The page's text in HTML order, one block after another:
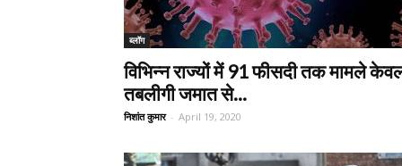
ब्लॉग
विभिन्न राज्यों में 91 फीसदी तक मामले
तबलीगी जमात से...
निशांत कुमार - April 19, 2020